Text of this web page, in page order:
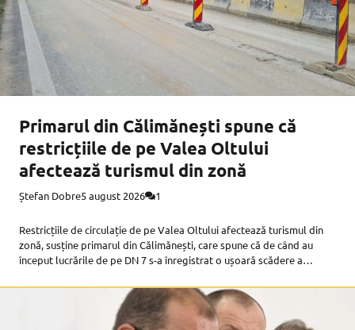
Primarul din Călimănești spune că
restricțiile de pe Valea Oltului
afectează turismul din zonă
Ștefan Dobre5 august 2026 1
Restricțiile de circulație de pe Valea Oltului afectează turismul din
zonă, susține primarul din Călimănești, care spune că de când au
început lucrările de pe DN 7 s-a înregistrat o ușoară scădere a